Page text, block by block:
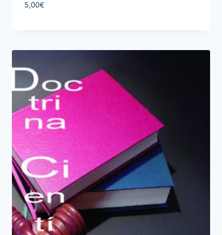
5,00€